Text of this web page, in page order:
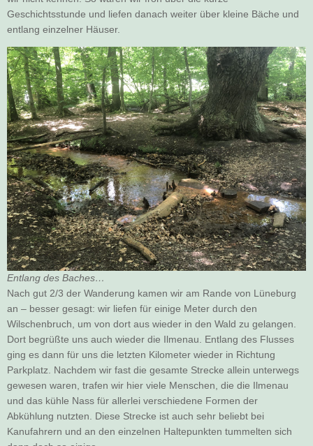
Geschichtsstunde und liefen danach weiter über kleine Bäche und
entlang einzelner Häuser.
Entlang des Baches…
Nach gut 2/3 der Wanderung kamen wir am Rande von Lüneburg
an – besser gesagt: wir liefen für einige Meter durch den
Wilschenbruch, um von dort aus wieder in den Wald zu gelangen.
Dort begrüßte uns auch wieder die Ilmenau. Entlang des Flusses
ging es dann für uns die letzten Kilometer wieder in Richtung
Parkplatz. Nachdem wir fast die gesamte Strecke allein unterwegs
gewesen waren, trafen wir hier viele Menschen, die die Ilmenau
und das kühle Nass für allerlei verschiedene Formen der
Abkühlung nutzten. Diese Strecke ist auch sehr beliebt bei
Kanufahrern und an den einzelnen Haltepunkten tummelten sich